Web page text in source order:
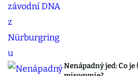
Nenápadný jed: Co je